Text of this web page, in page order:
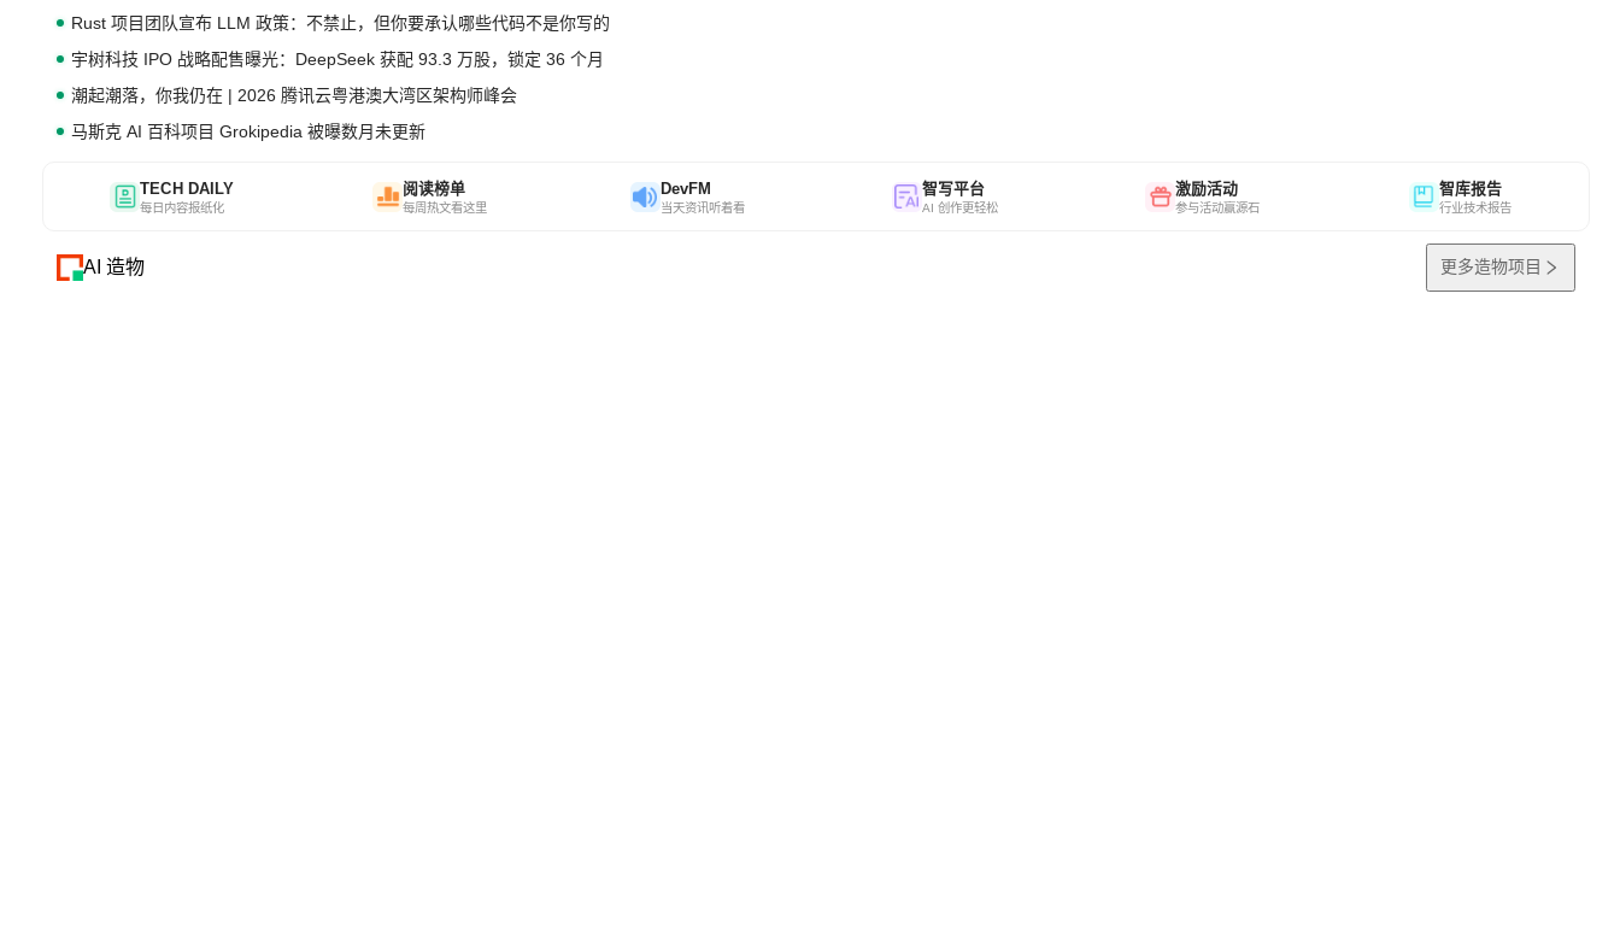
Rust 项目团队宣布 LLM 政策：不禁止，但你要承认哪些代码不是你写的
宇树科技 IPO 战略配售曝光：DeepSeek 获配 93.3 万股，锁定 36 个月
潮起潮落，你我仍在 | 2026 腾讯云粤港澳大湾区架构师峰会
马斯克 AI 百科项目 Grokipedia 被曝数月未更新
TECH DAILY
每日内容报纸化
阅读榜单
每周热文看这里
DevFM
当天资讯听着看
智写平台
AI 创作更轻松
激励活动
参与活动赢源石
智库报告
行业技术报告
AI 造物 更多造物项目